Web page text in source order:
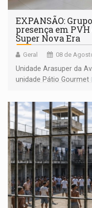
EXPANSÃO:
presença em
Super Nova Era
Geral 08 de
Unidade Arasuper da
unidade Pátio Gourmet